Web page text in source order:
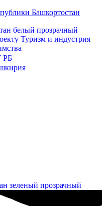
Башкортостан